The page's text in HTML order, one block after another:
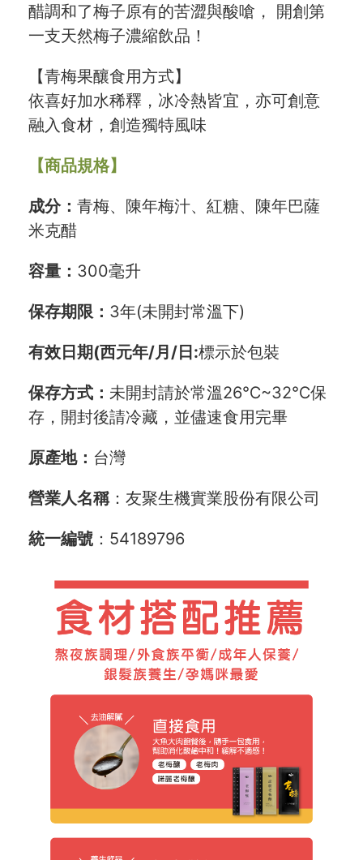
醋調和了梅子原有的苦澀與酸嗆， 開創第
一支天然梅子濃縮飲品！
【青梅果釀食用方式】
依喜好加水稀釋，冰冷熱皆宜，亦可創意
融入食材，創造獨特風味
【商品規格】
成分： 青梅、陳年梅汁、紅糖、陳年巴薩
米克醋
容量： 300毫升
保存期限： 3年(未開封常溫下)
有效日期(西元年/月/日:標示於包裝
保存方式： 未開封請於常溫26℃~32℃保
存，開封後請冷藏，並儘速食用完畢
原產地： 台灣
營業人名稱：友聚生機實業股份有限公司
統一編號 ：54189796